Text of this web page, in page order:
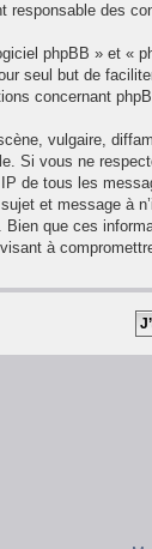
responsable des
phpBB » et
seul but de
concernant
vulgaire,
Si vous ne
de tous les
et message
que ces
à